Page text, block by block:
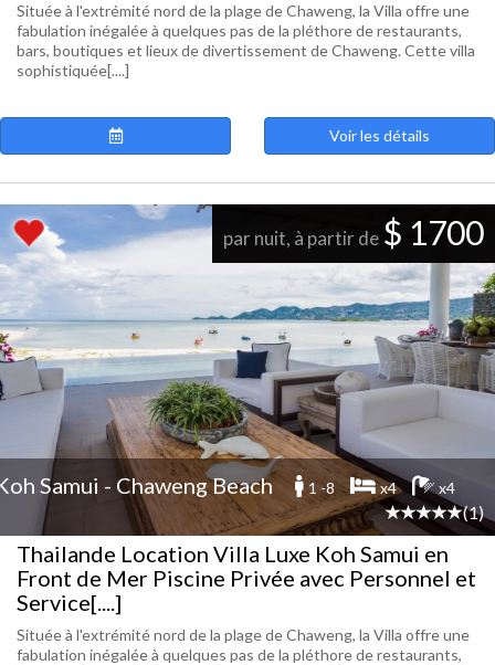
Située à l'extrémité nord de la plage de Chaweng, la Villa offre une
fabulation inégalée à quelques pas de la pléthore de restaurants,
bars, boutiques et lieux de divertissement de Chaweng. Cette villa
sophistiquée[....]
Voir les détails
par nuit, à partir de $ 1700
Samui - Chaweng Beach 1 -8 x4 x4
(1)
Thailande Location Villa Luxe Koh Samui en
Front de Mer Piscine Privée avec Personnel et
Service[....]
Située à l'extrémité nord de la plage de Chaweng, la Villa offre une
fabulation inégalée à quelques pas de la pléthore de restaurants,